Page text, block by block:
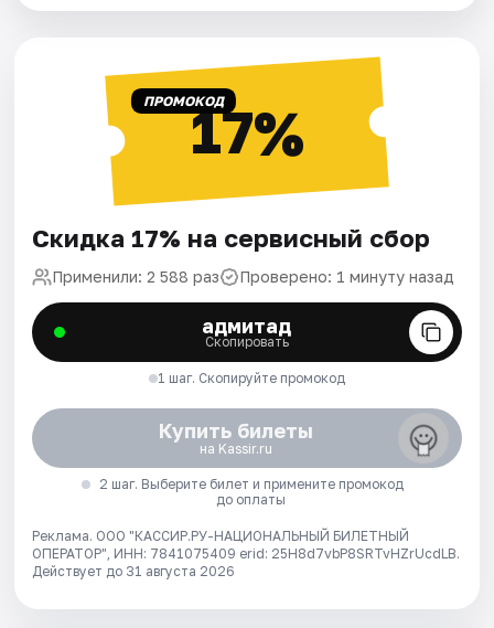
ПРОМОКОД17%
Скидка 17% на сервисный сбор
Применили: 2 588 раз Проверено: 1 минуту назад
адмитад
Скопировать
1 шаг. Скопируйте промокод
Купить билеты
на Kassir.ru
2 шаг. Выберите билет и примените промокод
до оплаты
Реклама. ООО "КАССИР.РУ-НАЦИОНАЛЬНЫЙ БИЛЕТНЫЙ
ОПЕРАТОР", ИНН: 7841075409 erid: 25H8d7vbP8SRTvHZrUcdLB.
Действует до 31 августа 2026